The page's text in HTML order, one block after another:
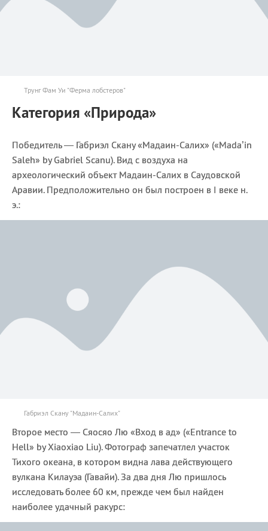
Трунг Фам Уи "Ферма лобстеров"
Категория «Природа»
Победитель — Габриэл Скану «Мадаин-Салих» («Mada’in
Saleh» by Gabriel Scanu). Вид с воздуха на
археологический объект Мадаин-Салих в Саудовской
Аравии. Предположительно он был построен в I веке н.
э.:
Габриэл Скану "Мадаин-Салих"
Второе место — Сяосяо Лю «Вход в ад» («Entrance to
Hell» by Xiaoxiao Liu). Фотограф запечатлел участок
Тихого океана, в котором видна лава действующего
вулкана Килауэа (Гавайи). За два дня Лю пришлось
исследовать более 60 км, прежде чем был найден
наиболее удачный ракурс: